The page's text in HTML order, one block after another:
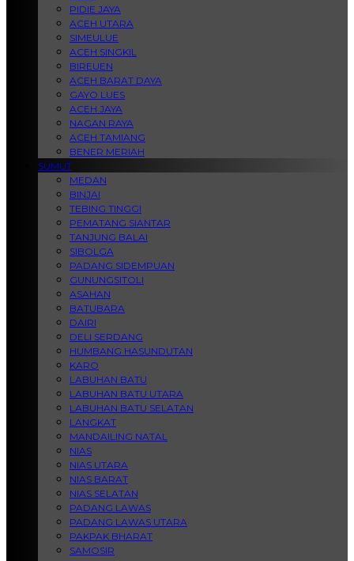
PIDIE JAYA
ACEH UTARA
SIMEULUE
ACEH SINGKIL
BIREUEN
ACEH BARAT DAYA
GAYO LUES
ACEH JAYA
NAGAN RAYA
ACEH TAMIANG
BENER MERIAH
SUMUT
MEDAN
BINJAI
TEBING TINGGI
PEMATANG SIANTAR
TANJUNG BALAI
SIBOLGA
PADANG SIDEMPUAN
GUNUNGSITOLI
ASAHAN
BATUBARA
DAIRI
DELI SERDANG
HUMBANG HASUNDUTAN
KARO
LABUHAN BATU
LABUHAN BATU UTARA
LABUHAN BATU SELATAN
LANGKAT
MANDAILING NATAL
NIAS
NIAS UTARA
NIAS BARAT
NIAS SELATAN
PADANG LAWAS
PADANG LAWAS UTARA
PAKPAK BHARAT
SAMOSIR